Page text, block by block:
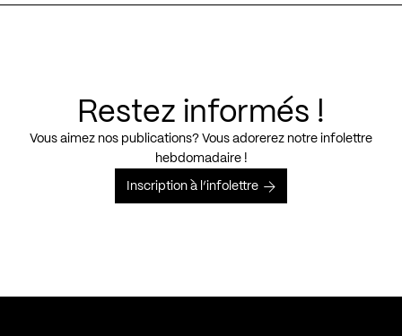
Restez informés !
Vous aimez nos publications? Vous adorerez notre infolettre
hebdomadaire !
Inscription à l’infolettre